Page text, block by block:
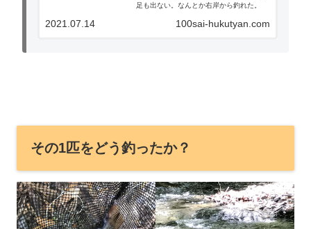
足も出ない。なんとか右岸から釣れた。
100sai-hukutyan.com
2021.07.14
その1匹をどう釣ったか？